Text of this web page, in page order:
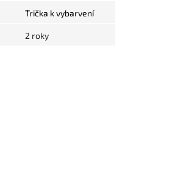
Trička k vybarvení
2 roky